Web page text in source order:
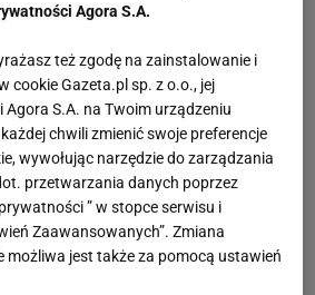
Agora S.A.
też zgodę na zainstalowanie i
cookie Gazeta.pl sp. z o.o., jej
S.A. na Twoim urządzeniu
chwili zmienić swoje preferencje
wywołując narzędzie do zarządzania
przetwarzania danych poprzez
” w stopce serwisu i
Zaawansowanych”. Zmiana
możliwa jest także za pomocą ustawień